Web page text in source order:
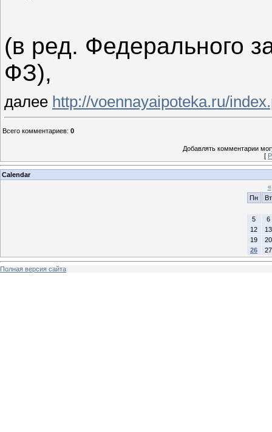
(в ред. Федерального
ФЗ),
далее http://voennayaipoteka.ru/
Всего комментариев: 0
Добавлять комментарии
[
Calendar
«
Пн
Вт
5
6
12
13
19
20
26
27
Полная версия сайта